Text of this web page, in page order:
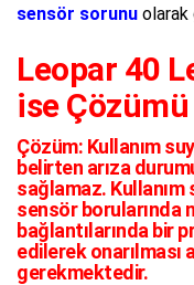
sensör sorunu olarak
Leopar 40
ise Çözümü
Çözüm: Kullanım
belirten arıza
sağlamaz. Kullanım
sensör borularında
bağlantılarında bir
edilerek onarılması
gerekmektedir.